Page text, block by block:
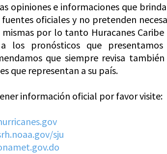
opiniones e informaciones que
fuentes oficiales y no pretenden
mismas por lo tanto Huracanes
los pronósticos que
que siempre revisa
que representan a su país.
información oficial por favor visite:
sju